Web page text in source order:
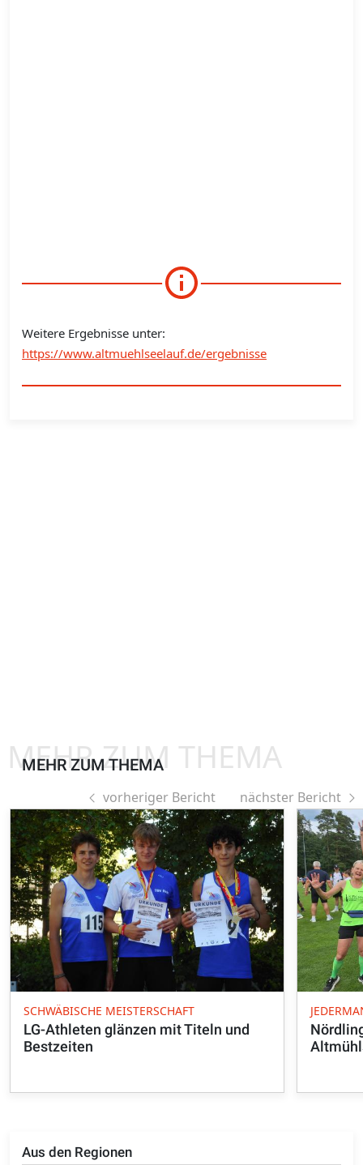
Weitere Ergebnisse unter:
https://www.altmuehlseelauf.de/ergebnisse
Aus den Regionen
MEHR ZUM THEMA
MEHR ZUM THEMA
vorheriger Bericht nächster Bericht
SCHWÄBISCHE MEISTERSCHAFT
LG-Athleten glänzen mit Titeln und
Bestzeiten